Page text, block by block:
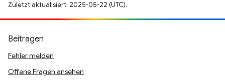
Zuletzt aktualisiert: 2025-05-22 (UTC).
Beitragen
Fehler melden
Offene Fragen ansehen